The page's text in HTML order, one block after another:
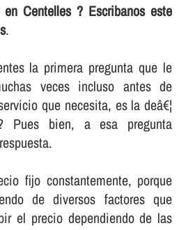
Centelles ? Escribanos este
.
la primera pregunta que le
veces incluso antes de
que necesita, es la deâ€¦
Pues bien, a esa pregunta
fijo constantemente, porque
de diversos factores que
el precio dependiendo de las